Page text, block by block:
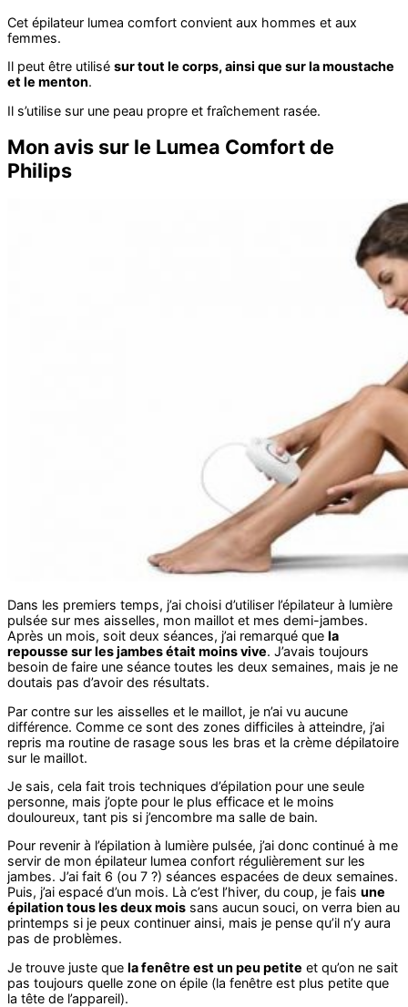
Cet épilateur lumea comfort convient aux hommes et aux
femmes.
Il peut être utilisé sur tout le corps, ainsi que sur la moustache
et le menton.
Il s’utilise sur une peau propre et fraîchement rasée.
Mon avis sur le Lumea Comfort de
Philips
Dans les premiers temps, j’ai choisi d’utiliser l’épilateur à lumière
pulsée sur mes aisselles, mon maillot et mes demi-jambes.
Après un mois, soit deux séances, j’ai remarqué que la
repousse sur les jambes était moins vive. J’avais toujours
besoin de faire une séance toutes les deux semaines, mais je ne
doutais pas d’avoir des résultats.
Par contre sur les aisselles et le maillot, je n’ai vu aucune
différence. Comme ce sont des zones difficiles à atteindre, j’ai
repris ma routine de rasage sous les bras et la crème dépilatoire
sur le maillot.
Je sais, cela fait trois techniques d’épilation pour une seule
personne, mais j’opte pour le plus efficace et le moins
douloureux, tant pis si j’encombre ma salle de bain.
Pour revenir à l’épilation à lumière pulsée, j’ai donc continué à me
servir de mon épilateur lumea confort régulièrement sur les
jambes. J’ai fait 6 (ou 7 ?) séances espacées de deux semaines.
Puis, j’ai espacé d’un mois. Là c’est l’hiver, du coup, je fais une
épilation tous les deux mois sans aucun souci, on verra bien au
printemps si je peux continuer ainsi, mais je pense qu’il n’y aura
pas de problèmes.
Je trouve juste que la fenêtre est un peu petite et qu’on ne sait
pas toujours quelle zone on épile (la fenêtre est plus petite que
la tête de l’appareil).